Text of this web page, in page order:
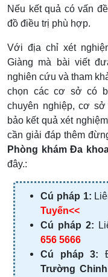
Nếu kết quả có vấn
đồ điều trị phù hợp.
Với địa chỉ xét
Giàng mà bài viết
nghiên cứu và tham
chọn các cơ sở có
chuyên nghiệp, cơ
bảo kết quả xét
cần giải đáp thêm
Phòng khám Đa
đây.:
Cú pháp 1:
Tuyến<<
Cú pháp 2:
656 5666
Cú pháp 3:
Trường